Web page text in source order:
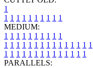
1
1 1 1 1 1 1 1 1 1 1
MEDIUM:
1 1 1 1 1 1 1 1 1 1
1 1 1 1 1 1 1 1 1 1 1 1 1 1 1
1 1 1 1 1 1 1 1 1 1 1 1 1 1
PARALLELS: